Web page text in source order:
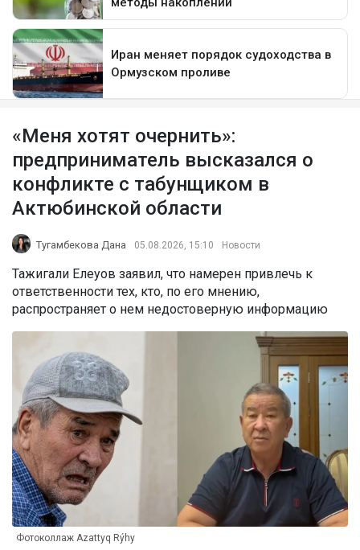
«Меня хотят очернить»:
предприниматель высказался о
конфликте с табунщиком в
Актюбинской области
Тугамбекова Дана 05.08.2026, 15:10 Новости
Тажигали Елеуов заявил, что намерен привлечь к
ответственности тех, кто, по его мнению,
распространяет о нем недостоверную информацию
Фотоколлаж Azattyq Rýhy